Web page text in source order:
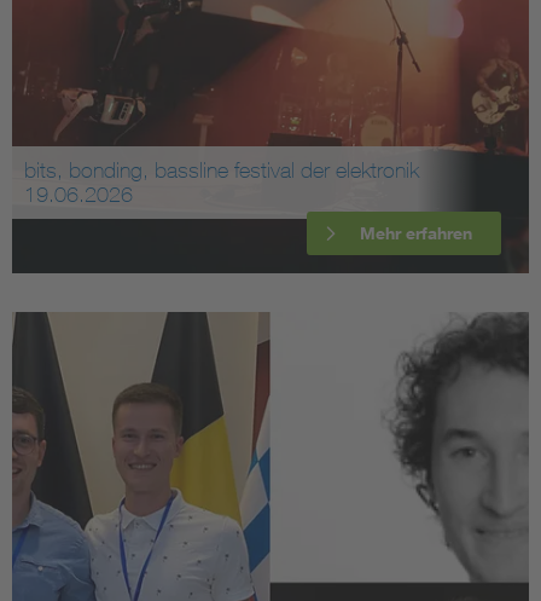
bits, bonding, bassline festival der elektronik
19.06.2026
Mehr erfahren